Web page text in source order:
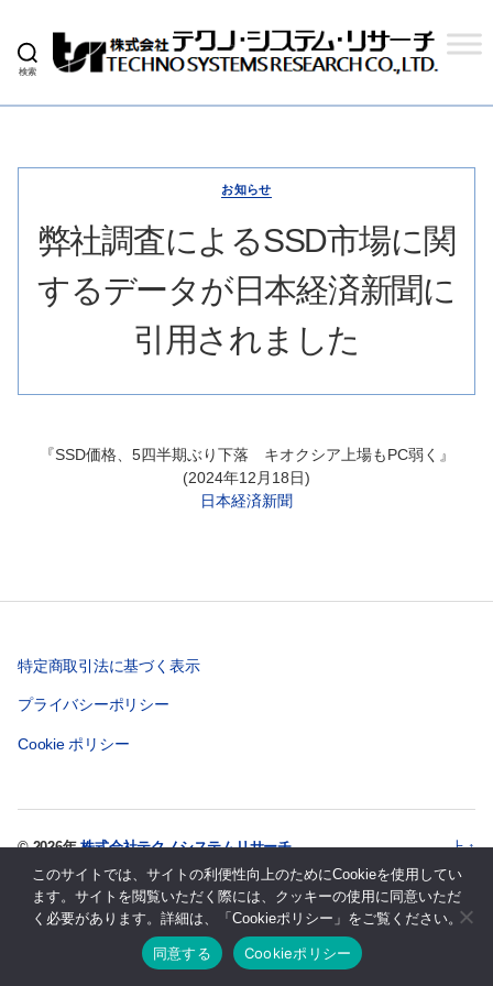
検索
式
テ
ク
シ
ス
ム
リ
ー
お知らせ
弊社調査によるSSD市場に関
するデータが日本経済新聞に
引用されました
『SSD価格、5四半期ぶり下落 キオクシア上場もPC弱く』
(2024年12月18日)
日本経済新聞
特定商取引法に基づく表示
プライバシーポリシー
Cookie ポリシー
© 2026年株式会社テクノシステムリサーチ 上↑
このサイトでは、サイトの利便性向上のためにCookieを使用してい
ます。サイトを閲覧いただく際には、クッキーの使用に同意いただ
く必要があります。詳細は、「Cookieポリシー」をご覧ください。
同意する Cookieポリシー